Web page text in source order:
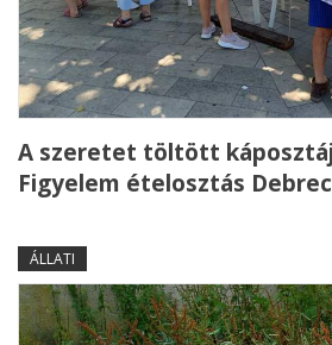
A szeretet töltött
Figyelem ételosztás
ÁLLATI